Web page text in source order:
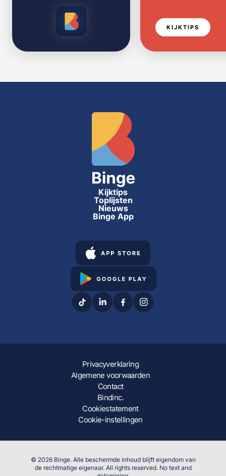
KIJKTIPS
Kijktips
Toplijsten
Nieuws
Binge App
Privacyverklaring
Algemene voorwaarden
Contact
Bindinc.
Cookiestatement
Cookie-instellingen
© 2026 Binge. Alle beschermde inhoud blijft eigendom van
de rechtmatige eigenaar. All rights reserved. No text and